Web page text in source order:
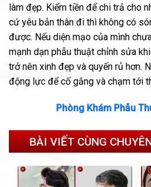
làm đẹp. Kiếm tiền để chi trả cho
cứ yêu bản thân đi thì không có
được. Nếu diện mạo của mình
mạnh dạn phẫu thuật chỉnh sửa
trở nên xinh đẹp và quyến rủ hơn.
động lực để cố gắng và chạm tới
Phòng Khám Phẫu
BÀI VIẾT CÙNG